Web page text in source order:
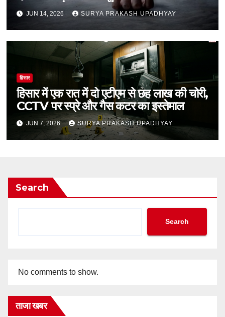
JUN 14, 2026 SURYA PRAKASH UPADHYAY
हिसार
हिसार में एक रात में दो एटीएम से छह लाख की चोरी,
CCTV पर स्प्रे और गैस कटर का इस्तेमाल
JUN 7, 2026 SURYA PRAKASH UPADHYAY
Search
Search
No comments to show.
ताजा खबर